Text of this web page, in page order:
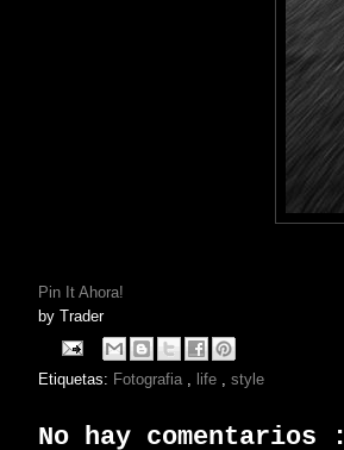
Pin It Ahora!
by Trader
Etiquetas: Fotografia life style
No hay comentarios :